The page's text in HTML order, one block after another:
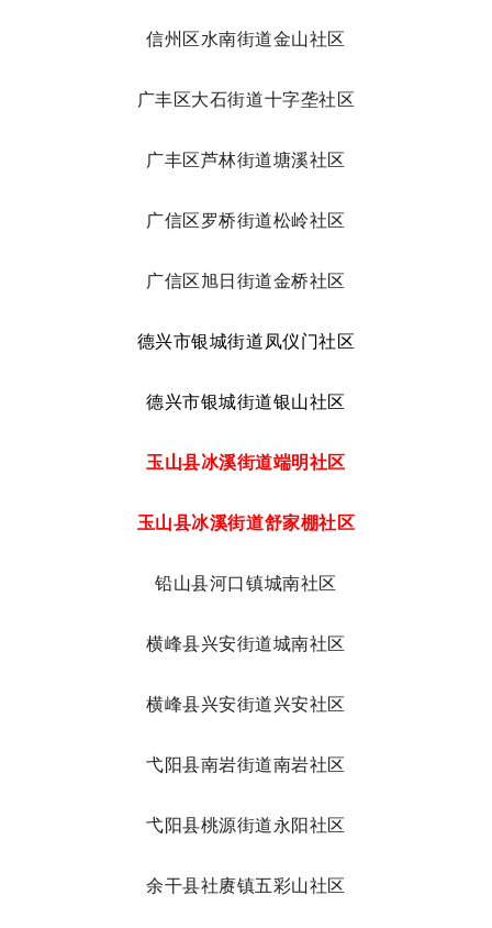
信州区水南街道金山社区
广丰区大石街道十字垄社区
广丰区芦林街道塘溪社区
广信区罗桥街道松岭社区
广信区旭日街道金桥社区
德兴市银城街道凤仪门社区
德兴市银城街道银山社区
玉山县冰溪街道端明社区
玉山县冰溪街道舒家棚社区
铅山县河口镇城南社区
横峰县兴安街道城南社区
横峰县兴安街道兴安社区
弋阳县南岩街道南岩社区
弋阳县桃源街道永阳社区
余干县社赓镇五彩山社区